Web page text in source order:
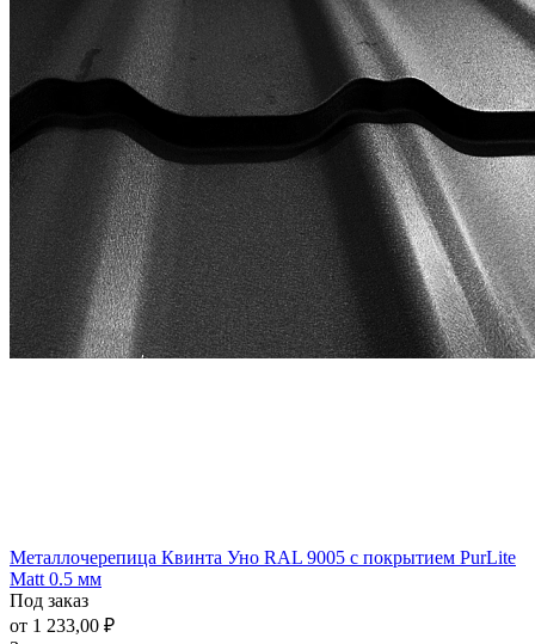
Металлочерепица Квинта Уно RAL 9005 с покрытием PurLite
Matt 0.5 мм
Под заказ
от 1 233,00 ₽